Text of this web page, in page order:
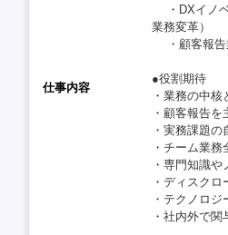
仕事内容
・DXイノベ
業務変革）
・顧客報告
●役割期待
・業務の中
・顧客報告
・実務課題の
・チーム業
・専門知識
・ディスク
・テクノロ
・社内外で